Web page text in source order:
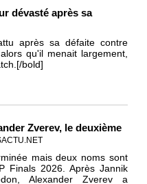
dévasté après sa
après sa défaite contre
qu'il menait largement,
bold]
Zverev, le deuxième
mais deux noms sont
Finals 2026. Après Jannik
Alexander Zverev a